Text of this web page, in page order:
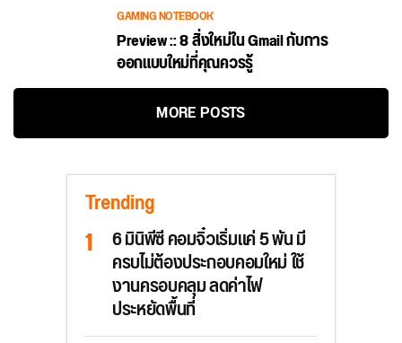
GAMING NOTEBOOK
Preview :: 8 สิ่งใหม่ใน Gmail กับการ
ออกแบบใหม่ที่คุณควรรู้
MORE POSTS
Trending
6 มินิพีซี คอมจิ๋วเริ่มแค่ 5 พัน มี
ครบไม่ต้องประกอบคอมใหม่ ใช้
งานครอบคลุม ลดค่าไฟ
ประหยัดพื้นที่